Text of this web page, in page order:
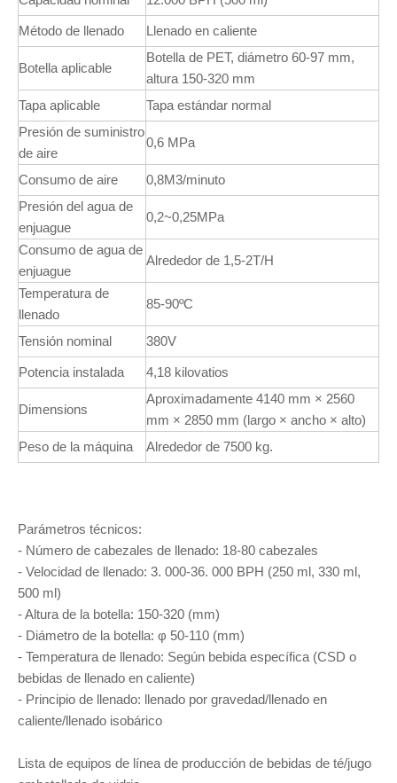
Método de llenado Llenado en caliente
Botella aplicable
Botella de PET, diámetro 60-97 mm,
altura 150-320 mm
Tapa aplicable
Tapa estándar normal
Presión de suministro
de aire
0,6 MPa
Consumo de aire
0,8M3/minuto
Presión del agua de
enjuague
0,2~0,25MPa
Consumo de agua de
enjuague
Alrededor de 1,5-2T/H
Temperatura de
llenado
85-90ºC
Tensión nominal 380V
Potencia instalada 4,18 kilovatios
Dimensions
Aproximadamente 4140 mm × 2560
mm × 2850 mm (largo × ancho × alto)
Peso de la máquina
Alrededor de 7500 kg.
Parámetros técnicos:
- Número de cabezales de llenado: 18-80 cabezales
- Velocidad de llenado: 3. 000-36. 000 BPH (250 ml, 330 ml,
500 ml)
- Altura de la botella: 150-320 (mm)
- Diámetro de la botella: φ 50-110 (mm)
- Temperatura de llenado: Según bebida específica (CSD o
bebidas de llenado en caliente)
- Principio de llenado: llenado por gravedad/llenado en
caliente/llenado isobárico
Lista de equipos de línea de producción de bebidas de té/jugo